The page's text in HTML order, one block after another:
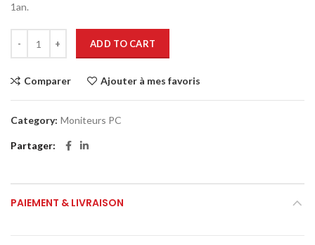
1an.
ADD TO CART
Comparer Ajouter à mes favoris
Category: Moniteurs PC
Partager
PAIEMENT & LIVRAISON